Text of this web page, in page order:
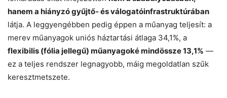
hanem a hiányzó gyűjtő‑ és válogatóinfrastruktúrában
látja. A leggyengébben pedig éppen a műanyag teljesít: a
merev műanyagok uniós háztartási átlaga 34,1%, a
flexibilis (fólia jellegű) műanyagoké mindössze 13,1% —
ez a teljes rendszer legnagyobb, máig megoldatlan szűk
keresztmetszete.